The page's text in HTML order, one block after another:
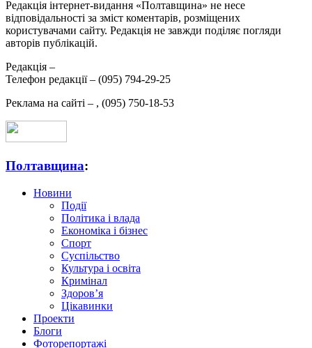
Редакція інтернет-видання «Полтавщина» не несе
відповідальності за зміст коментарів, розміщених
користувачами сайту. Редакція не завжди поділяє погляди
авторів публікацій.
Редакція –
Телефон редакції – (095) 794-29-25
Реклама на сайті – , (095) 750-18-53
Полтавщина:
Новини
Події
Політика і влада
Економіка і бізнес
Спорт
Суспільство
Культура і освіта
Кримінал
Здоров’я
Цікавинки
Проекти
Блоги
Фоторепортажі